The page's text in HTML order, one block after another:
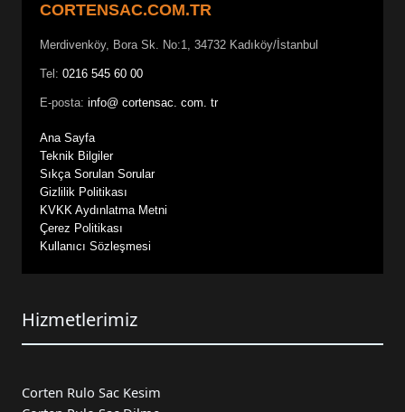
CORTENSAC.COM.TR
Merdivenköy, Bora Sk. No:1, 34732 Kadıköy/İstanbul
Tel: 0216 545 60 00
E-posta: info@ cortensac. com. tr
Ana Sayfa
Teknik Bilgiler
Sıkça Sorulan Sorular
Gizlilik Politikası
KVKK Aydınlatma Metni
Çerez Politikası
Kullanıcı Sözleşmesi
Hizmetlerimiz
Corten Rulo Sac Kesim